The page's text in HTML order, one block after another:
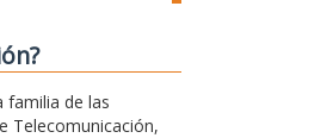
familia de las
Telecomunicación,